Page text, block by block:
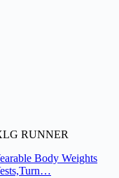
RUNNER
Body Weights